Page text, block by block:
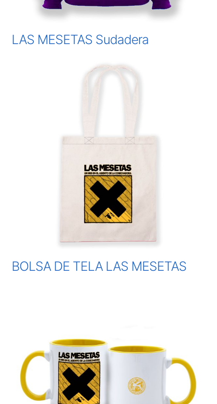
LAS MESETAS Sudadera
BOLSA DE TELA LAS MESETAS